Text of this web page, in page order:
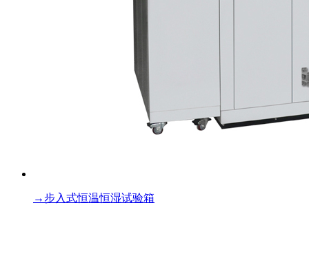
→步入式恒温恒湿试验箱